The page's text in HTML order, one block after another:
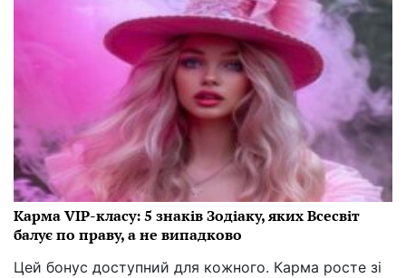
Карма VIP-класу: 5 знаків Зодіаку, яких Всесвіт
балує по праву, а не випадково
Цей бонус доступний для кожного. Карма росте зі